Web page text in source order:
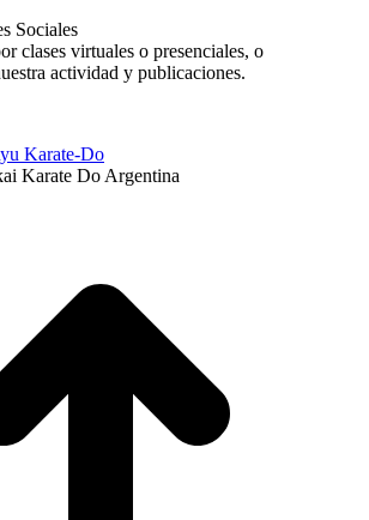
Sociales
clases virtuales o presenciales, o
actividad y publicaciones.
Karate Do Argentina